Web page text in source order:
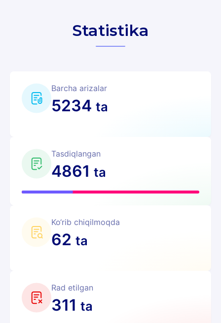
Statistika
Barcha arizalar
5234 ta
Tasdiqlangan
4861 ta
Ko‘rib chiqilmoqda
62 ta
Rad etilgan
311 ta